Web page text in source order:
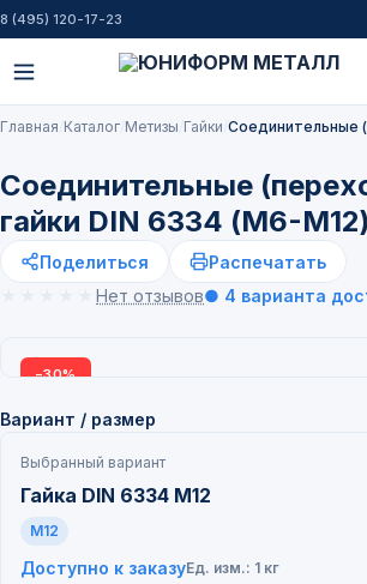
8 (495) 120-17-23
Главная Каталог Метизы Гайки Соединительные
Соединительные
гайки DIN 6334 (М6-М12)
Поделиться
Распечатать
Нет отзывов● 4 варианта
−30%
Вариант / размер
Выбранный вариант
Гайка DIN 6334 М12
M12
Доступно к заказуЕд. изм.: 1 кг